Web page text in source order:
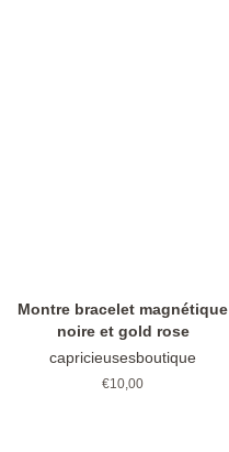
Montre bracelet magnétique
noire et gold rose
capricieusesboutique
Prix
€10,00